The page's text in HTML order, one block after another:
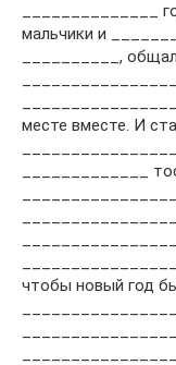
______________
мальчики и
__________,
месте вместе. И
_____________
чтобы новый год